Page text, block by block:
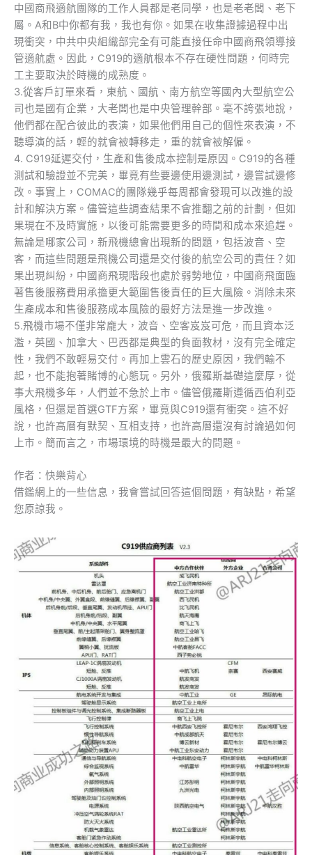
中國商飛適航團隊的工作人員都是老同學，也是老老闆、老下
屬。A和B中你都有我，我也有你。如果在收集證據過程中出
現衝突，中共中央組織部完全有可能直接任命中國商飛領導接
管適航處。因此，C919的適航根本不存在硬性問題，何時完
工主要取決於時機的成熟度。
3.從客戶訂單來看，東航、國航、南方航空等國內大型航空公
司也是國有企業，大老闆也是中央管理幹部。毫不誇張地說，
他們都在配合彼此的表演，如果他們用自己的個性來表演，不
聽導演的話，輕的就會被轉移走，重的就會被解僱。
4. C919延遲交付，生產和售後成本控制是原因。C919的各種
測試和驗證並不完美，畢竟有些要邊使用邊測試，邊嘗試邊修
改。事實上，COMAC的團隊幾乎每周都會發現可以改進的設
計和解決方案。儘管這些調查結果不會推翻之前的計劃，但如
果現在不及時實施，以後可能需要更多的時間和成本來追趕。
無論是哪家公司，新飛機總會出現新的問題，包括波音、空
客，而這些問題是飛機公司還是交付後的航空公司的責任？如
果出現糾紛，中國商飛現階段也處於弱勢地位，中國商飛面臨
著售後服務費用承擔更大範圍售後責任的巨大風險。消除未來
生產成本和售後服務成本風險的最好方法是進一步改進。
5.飛機市場不僅非常龐大，波音、空客岌岌可危，而且資本泛
濫，英國、加拿大、巴西都是典型的負面教材，沒有完全確定
性，我們不敢輕易交付。再加上雲石的歷史原因，我們輸不
起，也不能抱著賭博的心態玩。另外，俄羅斯基礎這麼厚，從
事大飛機多年，人們並不急於上市。儘管俄羅斯遵循西伯利亞
風格，但還是首選GTF方案，畢竟與C919還有衝突。這不好
說，也許高層有默契、互相支持，也許高層還沒有討論過如何
上市。簡而言之，市場環境的時機是最大的問題。
作者：快樂背心
借鑑網上的一些信息，我會嘗試回答這個問題，有缺點，希望
您原諒我。